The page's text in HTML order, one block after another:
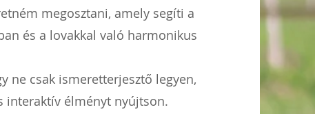
megosztani, amely segíti a
és a lovakkal való harmonikus
ne csak ismeretterjesztő legyen,
interaktív élményt nyújtson.